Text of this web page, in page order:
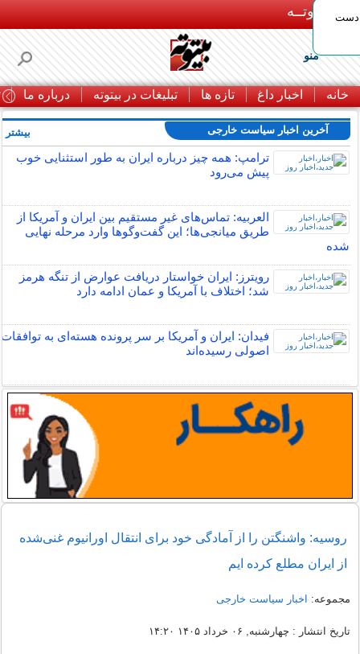
بـیتوتــه
منو
خانه اخبار داغ تازه ها تبلیغات در بیتوته درباره ما
دست
آخرین اخبار سیاست خارجی
ترامپ: همه چیز درباره ایران به طور استثنایی خوب
پیش می‌رود
العربیه: تماس‌های غیر مستقیم بین ایران و آمریکا از
طریق میانجی‌ها؛ این گفت‌و‌گو‌ها وارد مرحله نهایی
شده
رویترز: ایران خواستار دریافت عوارض از تنگه هرمز
شد؛ اختلاف با آمریکا و عمان ادامه دارد
فیدان: ایران و آمریکا بر سر پرونده هسته‌ای به توافقات
اصولی رسیده‌اند
بیشتر
روسیه: واشنگتن را از آمادگی خود برای انتقال اورانیوم غنی‌شده
از ایران مطلع کرده ایم
مجموعه: اخبار سیاست خارجی
تاریخ انتشار : چهارشنبه, ۰۶ خرداد ۱۴۰۵ ۱۴:۲۰